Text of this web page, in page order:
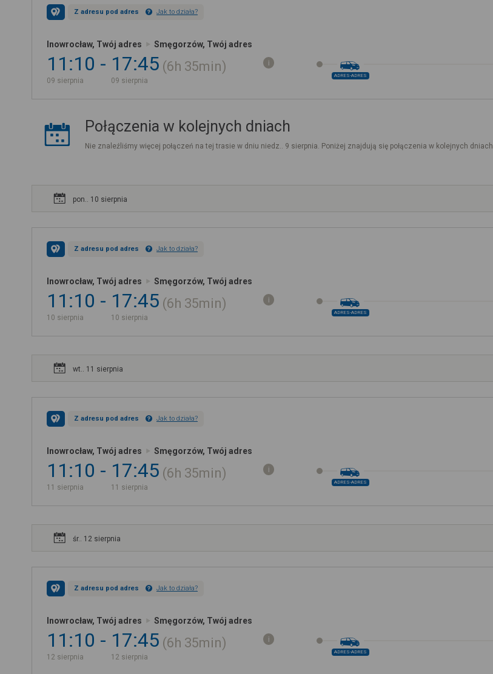
Z adresu pod adres Jak to działa?
Inowrocław, Twój adres Smęgorzów, Twój adres
11:10
09 sierpnia
17:45
09 sierpnia
6h 35min
ADRES-ADRES
Połączenia w kolejnych dniach
Nie znaleźliśmy więcej połączeń na tej trasie w dniu niedz.. 9 sierpnia. Poniżej znajdują się połączenia w kolejnych dniach
pon.. 10 sierpnia
Z adresu pod adres Jak to działa?
Inowrocław, Twój adres Smęgorzów, Twój adres
11:10
10 sierpnia
17:45
10 sierpnia
6h 35min
ADRES-ADRES
wt.. 11 sierpnia
Z adresu pod adres Jak to działa?
Inowrocław, Twój adres Smęgorzów, Twój adres
11:10
11 sierpnia
17:45
11 sierpnia
6h 35min
ADRES-ADRES
śr.. 12 sierpnia
Z adresu pod adres Jak to działa?
Inowrocław, Twój adres Smęgorzów, Twój adres
11:10
12 sierpnia
17:45
12 sierpnia
6h 35min
ADRES-ADRES